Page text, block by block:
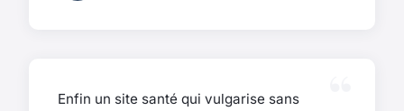
Enfin un site santé qui vulgarise sans